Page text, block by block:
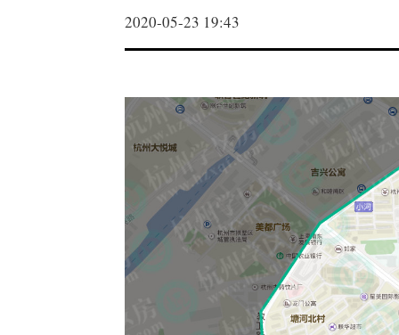
2020-05-23 19:43